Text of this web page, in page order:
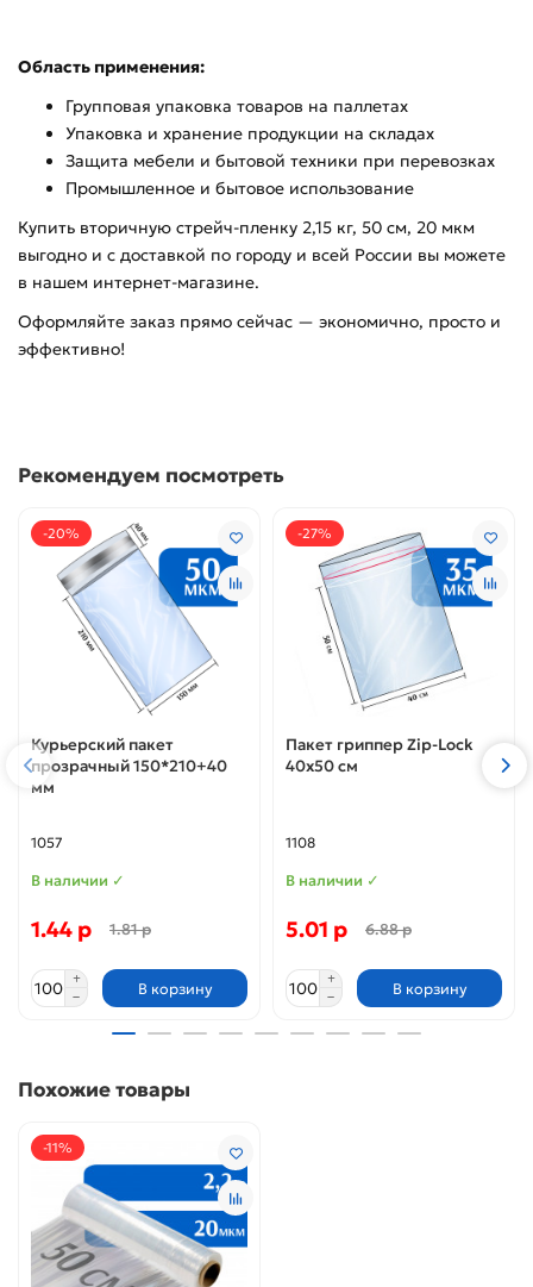
Область применения:
Групповая упаковка товаров на паллетах
Упаковка и хранение продукции на складах
Защита мебели и бытовой техники при перевозках
Промышленное и бытовое использование
Купить вторичную стрейч-пленку 2,15 кг, 50 см, 20 мкм
выгодно и с доставкой по городу и всей России вы можете
в нашем интернет-магазине.
Оформляйте заказ прямо сейчас — экономично, просто и
эффективно!
Рекомендуем посмотреть
-20%
Курьерский пакет
прозрачный 150*210+40
мм
1057
В наличии ✓
1.44 р 1.81 р
В корзину
-27%
Пакет гриппер Zip-Lock
40x50 см
1108
В наличии ✓
5.01 р 6.88 р
В корзину
Похожие товары
-11%